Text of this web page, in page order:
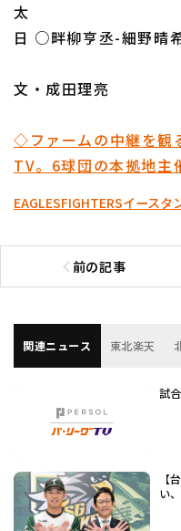
太
日 ○畔柳亨丞-細野晴
文・成田理亮
◇ファームの中継を観
TV。6球団の本拠地主
EAGLESFIGHTERSイースタ
前の記事
前の記事へ
関連ニュース 東北楽天
試
【
い